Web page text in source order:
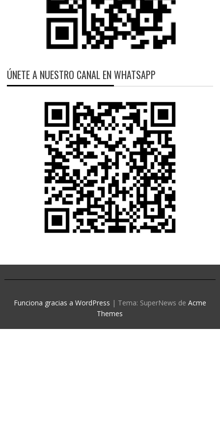
ÚNETE A NUESTRO CANAL EN WHATSAPP
Funciona gracias a WordPress | Tema: SuperNews de Acme
Themes